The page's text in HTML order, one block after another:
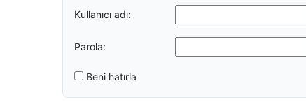
Kullanıcı adı:
Parola:
Beni hatırla